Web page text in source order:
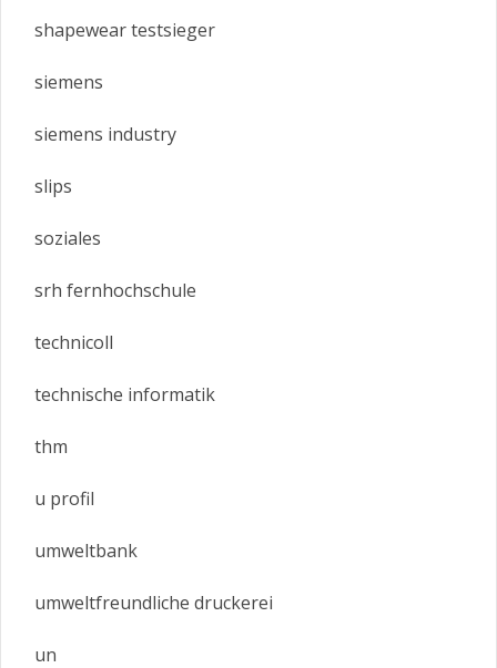
shapewear testsieger
siemens
siemens industry
slips
soziales
srh fernhochschule
technicoll
technische informatik
thm
u profil
umweltbank
umweltfreundliche druckerei
un